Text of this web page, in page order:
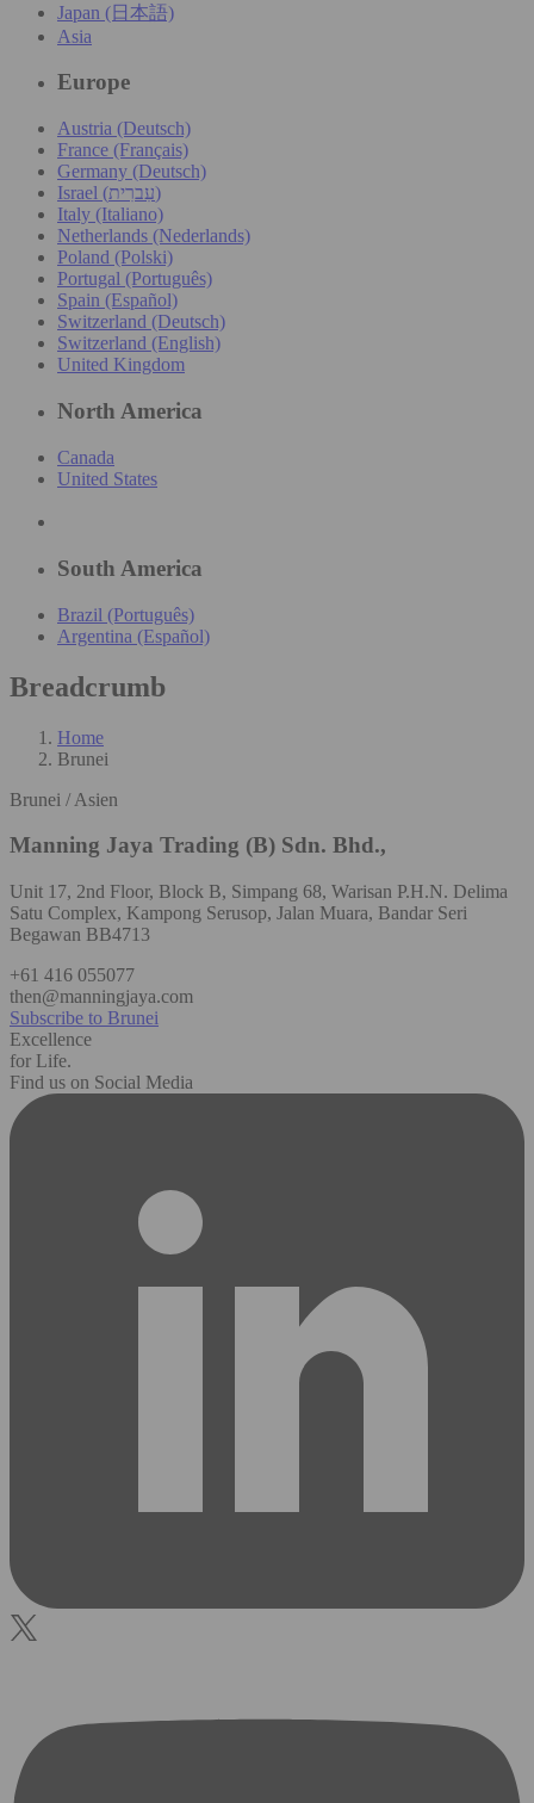
Japan (日本語)
Asia
Europe
Austria (Deutsch)
France (Français)
Germany (Deutsch)
Israel (עִברִית)
Italy (Italiano)
Netherlands (Nederlands)
Poland (Polski)
Portugal (Português)
Spain (Español)
Switzerland (Deutsch)
Switzerland (English)
United Kingdom
North America
Canada
United States
South America
Brazil (Português)
Argentina (Español)
Breadcrumb
Home
Brunei
Brunei / Asien
Manning Jaya Trading (B) Sdn. Bhd.,
Unit 17, 2nd Floor, Block B, Simpang 68, Warisan P.H.N. Delima
Satu Complex, Kampong Serusop, Jalan Muara, Bandar Seri
Begawan BB4713
+61 416 055077
then@manningjaya.com
Subscribe to Brunei
Excellence
for Life.
Find us on Social Media